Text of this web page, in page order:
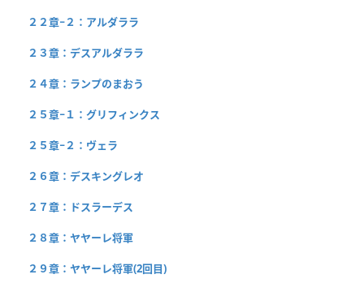
２２章−２：アルダララ
２３章：デスアルダララ
２４章：ランプのまおう
２５章−１：グリフィンクス
２５章−２：ヴェラ
２６章：デスキングレオ
２７章：ドスラーデス
２８章：ヤヤーレ将軍
２９章：ヤヤーレ将軍(2回目)